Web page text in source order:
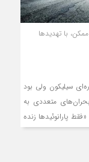
با تهدیدها
سیلیکون ولی بود
متعددی به
پارانوئیدها زنده